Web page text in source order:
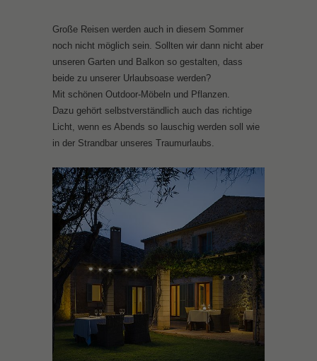
Große Reisen werden auch in diesem Sommer
noch nicht möglich sein. Sollten wir dann nicht aber
unseren Garten und Balkon so gestalten, dass
beide zu unserer Urlaubsoase werden?
Mit schönen Outdoor-Möbeln und Pflanzen.
Dazu gehört selbstverständlich auch das richtige
Licht, wenn es Abends so lauschig werden soll wie
in der Strandbar unseres Traumurlaubs.